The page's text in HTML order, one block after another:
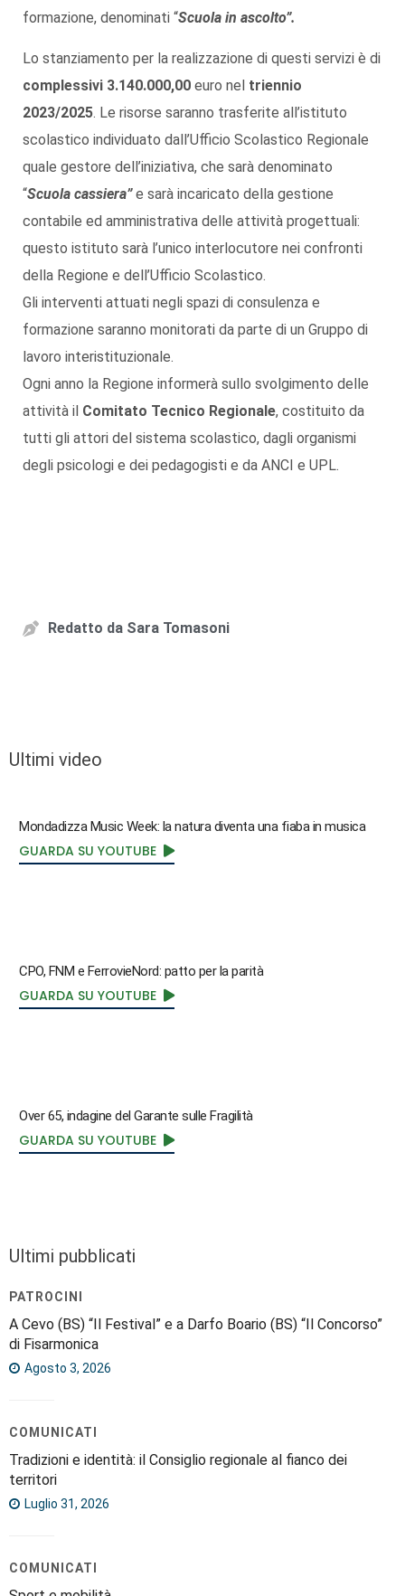
formazione, denominati “Scuola in ascolto”.
Lo stanziamento per la realizzazione di questi servizi è di
complessivi 3.140.000,00 euro nel triennio
2023/2025. Le risorse saranno trasferite all’istituto
scolastico individuato dall’Ufficio Scolastico Regionale
quale gestore dell’iniziativa, che sarà denominato
“Scuola cassiera”e sarà incaricato della gestione
contabile ed amministrativa delle attività progettuali:
questo istituto sarà l’unico interlocutore nei confronti
della Regione e dell’Ufficio Scolastico.
Gli interventi attuati negli spazi di consulenza e
formazione saranno monitorati da parte di un Gruppo di
lavoro interistituzionale.
Ogni anno la Regione informerà sullo svolgimento delle
attività il Comitato Tecnico Regionale, costituito da
tutti gli attori del sistema scolastico, dagli organismi
degli psicologi e dei pedagogisti e da ANCI e UPL.
Redatto da Sara Tomasoni
Ultimi video
Mondadizza Music Week: la natura diventa una fiaba in musica
GUARDA SU YOUTUBE
CPO, FNM e FerrovieNord: patto per la parità
GUARDA SU YOUTUBE
Over 65, indagine del Garante sulle Fragilità
GUARDA SU YOUTUBE
Ultimi pubblicati
PATROCINI
A Cevo (BS) “Il Festival” e a Darfo Boario (BS) “Il Concorso”
di Fisarmonica
Agosto 3, 2026
COMUNICATI
Tradizioni e identità: il Consiglio regionale al fianco dei
territori
Luglio 31, 2026
COMUNICATI